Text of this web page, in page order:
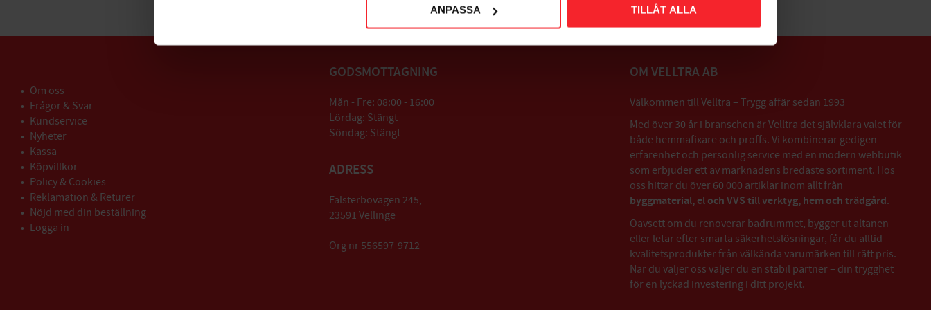
ANPASSA TILLÅT ALLA
Om oss
Frågor & Svar
Kundservice
Nyheter
Kassa
Köpvillkor
Policy & Cookies
Reklamation & Returer
Nöjd med din beställning
Logga in
GODSMOTTAGNING
Mån - Fre: 08:00 - 16:00
Lördag: Stängt
Söndag: Stängt
ADRESS
Falsterbovägen 245,
23591 Vellinge
Org nr 556597-9712
OM VELLTRA AB
Välkommen till Velltra – Trygg affär sedan 1993
Med över 30 år i branschen är Velltra det självklara valet för
både hemmafixare och proffs. Vi kombinerar gedigen
erfarenhet och personlig service med en modern webbutik
som erbjuder ett av marknadens bredaste sortiment. Hos
oss hittar du över 60 000 artiklar inom allt från
byggmaterial, el och VVS till verktyg, hem och trädgård.
Oavsett om du renoverar badrummet, bygger ut altanen
eller letar efter smarta säkerhetslösningar, får du alltid
kvalitetsprodukter från välkända varumärken till rätt pris.
När du väljer oss väljer du en stabil partner – din trygghet
för en lyckad investering i ditt projekt.